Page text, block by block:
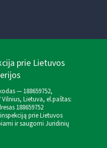
prie Lietuvos
— 188659752,
Vilnius, Lietuva, el.paštas:
188659752
prie Lietuvos
ir saugomi Juridinių